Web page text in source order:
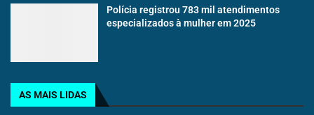
Polícia registrou 783 mil atendimentos
especializados à mulher em 2025
AS MAIS LIDAS